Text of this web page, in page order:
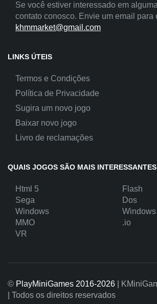
Se você estiver interessado em
contato conosco. Envie um email para
khmmarket@gmail.com
LINKS ÚTEIS
Termos e Condições
Política de Privacidade
Sugira um novo jogo
Baixar novo jogo
Livro de reclamações
QUAIS JOGOS SÃO MAIS
Html 5
Flash
Sega
Dos
Windows
MMO
.io
VR
© PlayMiniGames 2016-2026 |
| Todos os direitos reservados